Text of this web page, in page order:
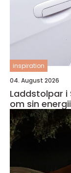
inspiration
04. August 2026
Laddstolpar
om sin